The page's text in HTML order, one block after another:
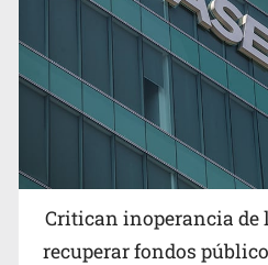
Critican inoperancia de
recuperar fondos